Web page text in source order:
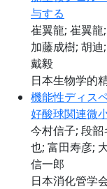
与する
崔翼龍; 崔翼
加藤成樹; 胡
戴毅
日本生物学的
機能性ディス
好酸球関連微
今村信子; 段
也; 富田寿彦;
信一郎
日本消化管学